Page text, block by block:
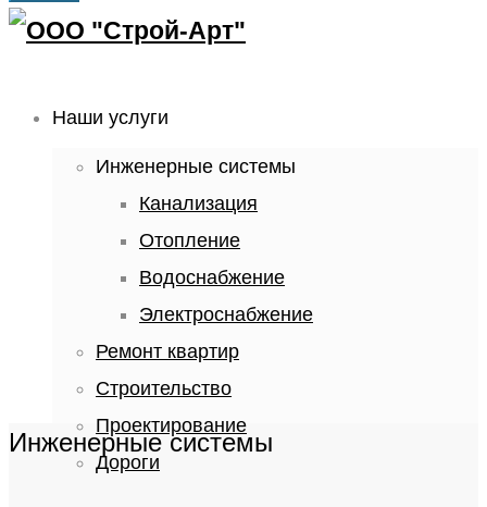
Наши услуги
Инженерные системы
Канализация
Отопление
Водоснабжение
Электроснабжение
Ремонт квартир
Строительство
Проектирование
Дороги
Инженерные системы